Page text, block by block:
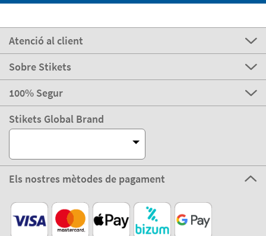
Atenció al client
Sobre Stikets
100% Segur
Stikets Global Brand
Els nostres mètodes de pagament